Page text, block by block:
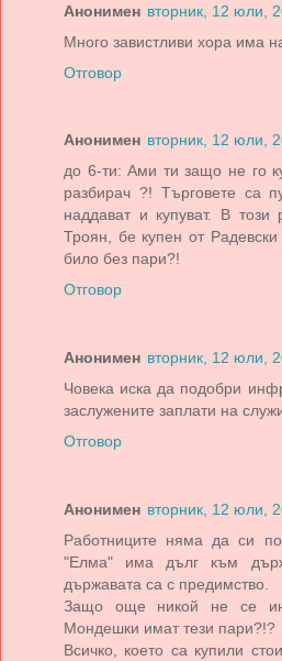
Анонимен вторник, 12 юли,
Много завистливи хора има
Отговор
Анонимен вторник, 12 юли,
до 6-ти: Ами ти защо не го
разбирач ?! Търговете са
наддават и купуват. В
Троян, бе купен от
било без пари?!
Отговор
Анонимен вторник, 12 юли,
Човека иска да подобри
заслужените заплати на
Отговор
Анонимен вторник, 12 юли,
Работниците няма да си
"Елма" има дълг към
държавата са с предимство.
Защо още никой не се
Мондешки имат тези пари?!?
Всичко, което са купили